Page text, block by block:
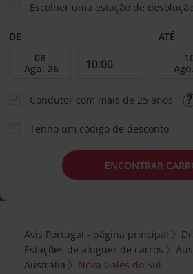
Escolher uma estação de
DE ATÉ
Condutor com mais de 25 anos
Tenho um código de desconto
ENCONTRAR
Avis Portugal - página principal
Estações de aluguer de carros
Austrália
Nova Gales do Sul